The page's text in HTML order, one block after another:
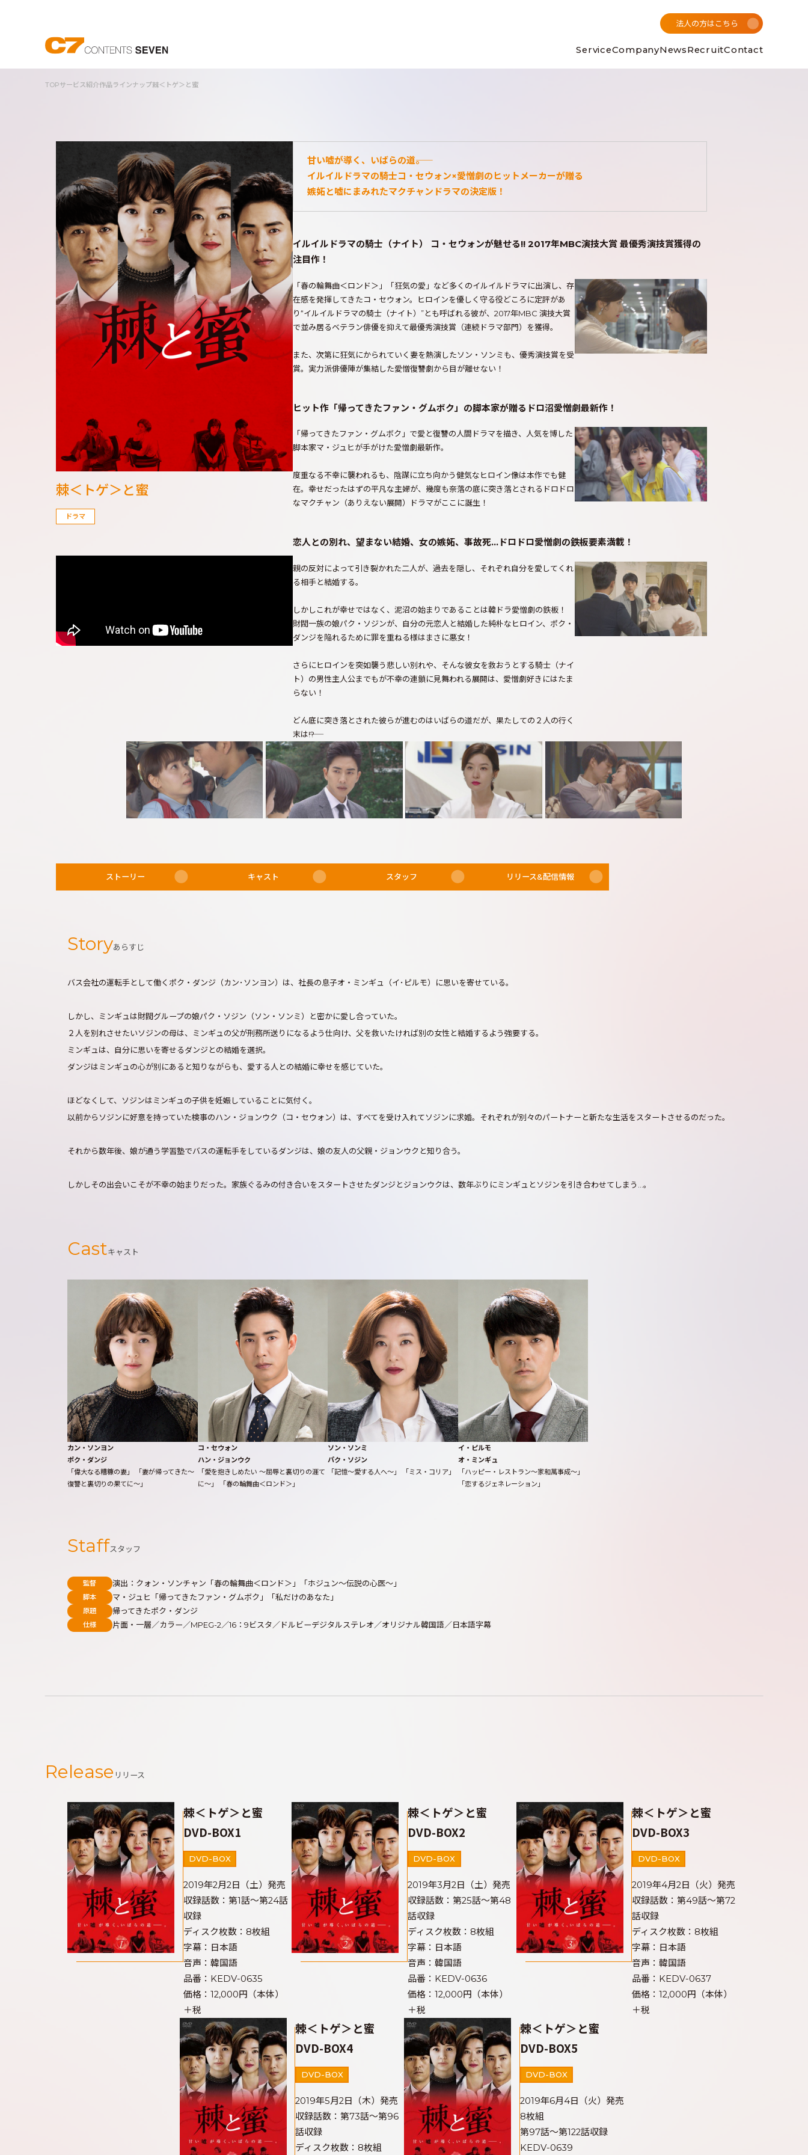
法人の方はこちら
ServiceCompanyNewsRecruitContact
TOPサービス紹介作品ラインナップ棘＜トゲ＞と蜜
棘＜トゲ＞と蜜
ドラマ
甘い嘘が導く、いばらの道――。
イルイルドラマの騎士コ・セウォン×愛憎劇のヒットメーカーが贈る
嫉妬と嘘にまみれたマクチャンドラマの決定版！
イルイルドラマの騎士（ナイト） コ・セウォンが魅せる!! 2017年MBC演技大賞 最優秀演技賞獲得の
注目作！
「春の輪舞曲＜ロンド＞」「狂気の愛」など多くのイルイルドラマに出演し、存
在感を発揮してきたコ・セウォン。ヒロインを優しく守る役どころに定評があ
り“イルイルドラマの騎士（ナイト）”とも呼ばれる彼が、2017年MBC 演技大賞
で並み居るベテラン俳優を抑えて最優秀演技賞（連続ドラマ部門）を獲得。
また、次第に狂気にかられていく妻を熱演したソン・ソンミも、優秀演技賞を受
賞。実力派俳優陣が集結した愛憎復讐劇から目が離せない！
ヒット作「帰ってきたファン・グムボク」の脚本家が贈るドロ沼愛憎劇最新作！
「帰ってきたファン・グムボク」で愛と復讐の人間ドラマを描き、人気を博した
脚本家マ・ジュヒが手がけた愛憎劇最新作。
度重なる不幸に襲われるも、陰謀に立ち向かう健気なヒロイン像は本作でも健
在。幸せだったはずの平凡な主婦が、幾度も奈落の底に突き落とされるドロドロ
なマクチャン（ありえない展開）ドラマがここに誕生！
恋人との別れ、望まない結婚、女の嫉妬、事故死…ドロドロ愛憎劇の鉄板要素満載！
親の反対によって引き裂かれた二人が、過去を隠し、それぞれ自分を愛してくれ
る相手と結婚する。
しかしこれが幸せではなく、泥沼の始まりであることは韓ドラ愛憎劇の鉄板！
財閥一族の娘パク・ソジンが、自分の元恋人と結婚した純朴なヒロイン、ポク・
ダンジを陥れるために罪を重ねる様はまさに悪女！
さらにヒロインを突如襲う悲しい別れや、そんな彼女を救おうとする騎士（ナイ
ト）の男性主人公までもが不幸の連鎖に見舞われる展開は、愛憎劇好きにはたま
らない！
どん底に突き落とされた彼らが進むのはいばらの道だが、果たしての２人の行く
末は――!?
ストーリー キャスト スタッフ リリース&配信情報
Storyあらすじ
バス会社の運転手として働くポク・ダンジ（カン･ソンヨン）は、社長の息子オ・ミンギュ（イ･ピルモ）に思いを寄せている。
しかし、ミンギュは財閥グループの娘パク・ソジン（ソン・ソンミ）と密かに愛し合っていた。
２人を別れさせたいソジンの母は、ミンギュの父が刑務所送りになるよう仕向け、父を救いたければ別の女性と結婚するよう強要する。
ミンギュは、自分に思いを寄せるダンジとの結婚を選択。
ダンジはミンギュの心が別にあると知りながらも、愛する人との結婚に幸せを感じていた。
ほどなくして、ソジンはミンギュの子供を妊娠していることに気付く。
以前からソジンに好意を持っていた検事のハン・ジョンウク（コ・セウォン）は、すべてを受け入れてソジンに求婚。それぞれが別々のパートナーと新たな生活をスタートさせるのだった。
それから数年後、娘が通う学習塾でバスの運転手をしているダンジは、娘の友人の父親・ジョンウクと知り合う。
しかしその出会いこそが不幸の始まりだった。家族ぐるみの付き合いをスタートさせたダンジとジョンウクは、数年ぶりにミンギュとソジンを引き合わせてしまう…。
Castキャスト
カン・ソンヨン
ポク・ダンジ
「偉大なる糟糠の妻」 「妻が帰ってきた～
復讐と裏切りの果てに～」
コ・セウォン
ハン・ジョンウク
「愛を抱きしめたい ～屈辱と裏切りの涯て
に～」 「春の輪舞曲＜ロンド＞」
ソン・ソンミ
パク・ソジン
「記憶～愛する人へ～」 「ミス・コリア」
イ・ピルモ
オ・ミンギュ
「ハッピー・レストラン～家和萬事成～」
「恋するジェネレーション」
Staffスタッフ
監督 演出：クォン・ソンチャン「春の輪舞曲＜ロンド＞」「ホジュン～伝説の心医～」
脚本 マ・ジュヒ「帰ってきたファン・グムボク」「私だけのあなた」
原題 帰ってきたポク・ダンジ
仕様 片面・一層／カラー／MPEG-2／16：9ビスタ／ドルビーデジタルステレオ／オリジナル韓国語／日本語字幕
Release リリース
棘＜トゲ＞と蜜
DVD-BOX1
DVD-BOX
2019年2月2日（土）発売
収録話数：第1話～第24話
収録
ディスク枚数：8枚組
字幕：日本語
音声：韓国語
品番：KEDV-0635
価格：12,000円（本体）
＋税
棘＜トゲ＞と蜜
DVD-BOX2
DVD-BOX
2019年3月2日（土）発売
収録話数：第25話～第48
話収録
ディスク枚数：8枚組
字幕：日本語
音声：韓国語
品番：KEDV-0636
価格：12,000円（本体）
＋税
棘＜トゲ＞と蜜
DVD-BOX3
DVD-BOX
2019年4月2日（火）発売
収録話数：第49話～第72
話収録
ディスク枚数：8枚組
字幕：日本語
音声：韓国語
品番：KEDV-0637
価格：12,000円（本体）
＋税
棘＜トゲ＞と蜜
DVD-BOX4
DVD-BOX
2019年5月2日（木）発売
収録話数：第73話～第96
話収録
ディスク枚数：8枚組
棘＜トゲ＞と蜜
DVD-BOX5
DVD-BOX
2019年6月4日（火）発売
8枚組
第97話～第122話収録
KEDV-0639